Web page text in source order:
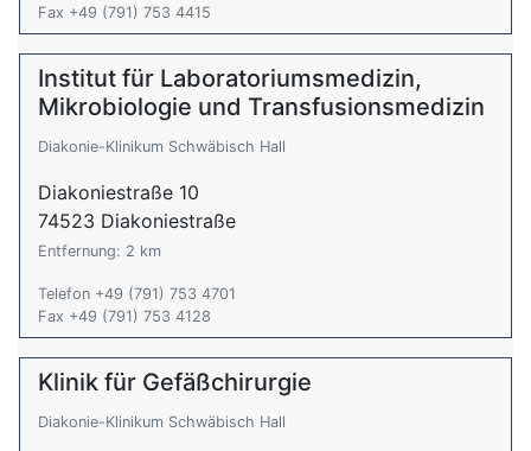
Fax +49 (791) 753 4415
Institut für Laboratoriumsmedizin,
Mikrobiologie und Transfusionsmedizin
Diakonie-Klinikum Schwäbisch Hall
Diakoniestraße 10
74523 Diakoniestraße
Entfernung: 2 km
Telefon +49 (791) 753 4701
Fax +49 (791) 753 4128
Klinik für Gefäßchirurgie
Diakonie-Klinikum Schwäbisch Hall